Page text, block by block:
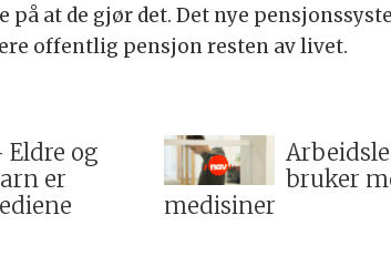
at de gjør det. Det nye
offentlig pensjon resten av livet.
Eldre og
er
bruker
medisiner